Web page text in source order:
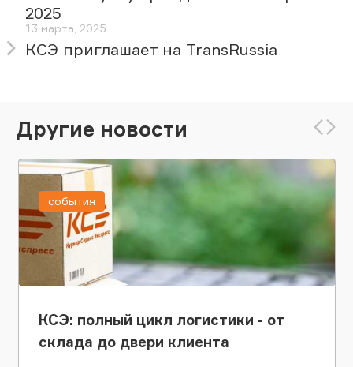
2025
13 марта, 2025
КСЭ приглашает на TransRussia
Другие новости
КСЭ: полный цикл логистики - от
склада до двери клиента
события